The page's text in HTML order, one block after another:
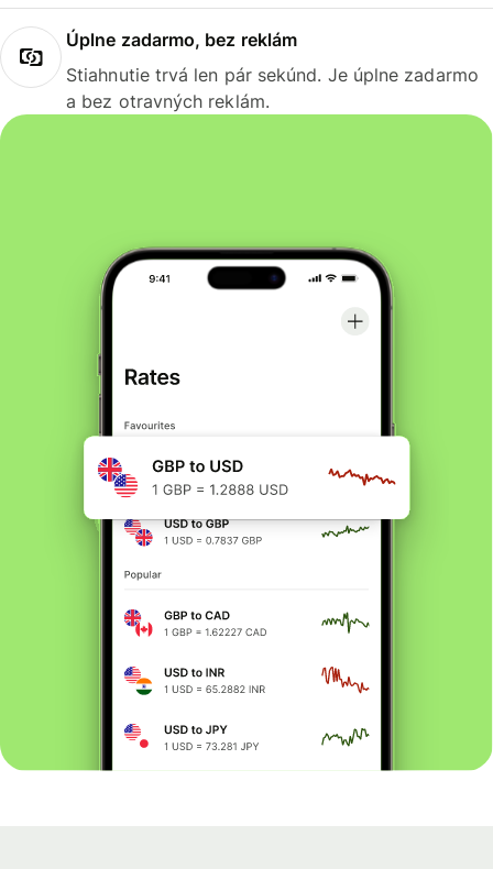
Úplne zadarmo, bez reklám
Stiahnutie trvá len pár sekúnd. Je úplne zadarmo
a bez otravných reklám.